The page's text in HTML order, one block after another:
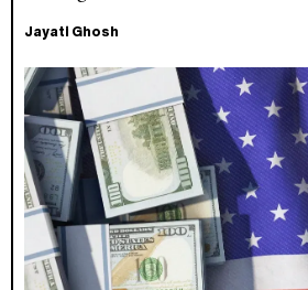
Jayati Ghosh